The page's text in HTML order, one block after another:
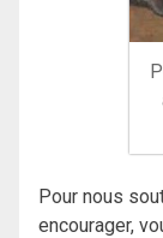
Pour nous
encourager,